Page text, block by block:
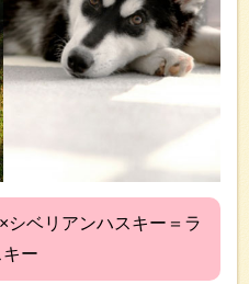
シベリアンハスキー＝ラ
ー